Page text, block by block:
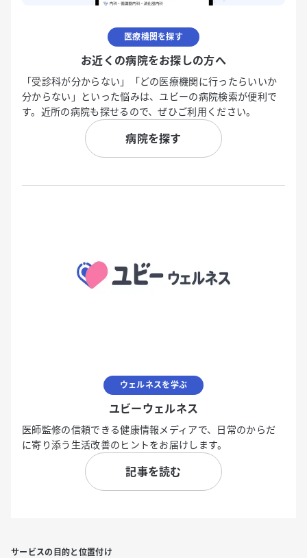
医療機関を探す
お近くの病院をお探しの方へ
「受診科が分からない」「どの医療機関に行ったらいいか
分からない」といった悩みは、ユビーの病院検索が便利で
す。近所の病院も探せるので、ぜひご利用ください。
病院を探す
ウェルネスを学ぶ
ユビーウェルネス
医師監修の信頼できる健康情報メディアで、日常のからだ
に寄り添う生活改善のヒントをお届けします。
記事を読む
サービスの目的と位置付け